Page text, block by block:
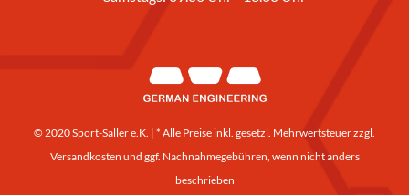
© 2020 Sport-Saller e.K. | * Alle Preise inkl. gesetzl. Mehrwertsteuer zzgl.
Versandkosten und ggf. Nachnahmegebühren, wenn nicht anders
beschrieben